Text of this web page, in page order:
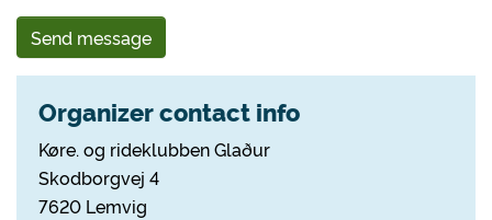
Send message
Organizer contact info
Køre. og rideklubben Glaður
Skodborgvej 4
7620 Lemvig